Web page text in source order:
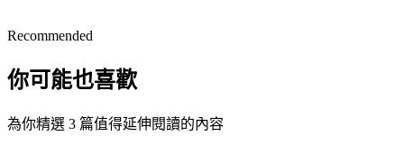
Recommended
你可能也喜歡
為你精選 3 篇值得延伸閱讀的內容